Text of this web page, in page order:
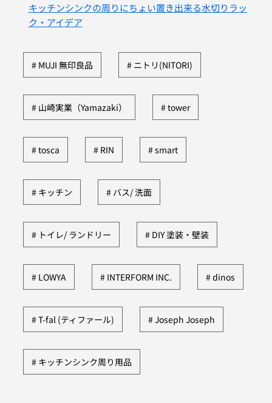
キッチンシンクの周りにちょい置き出来る水切りラッ
ク・アイデア
MUJI 無印良品 ニトリ(NITORI)
山崎実業（Yamazaki） tower
tosca RIN smart
キッチン バス/ 洗面
トイレ/ ランドリー DIY 塗装・壁装
LOWYA INTERFORM INC. dinos
T-fal (ティファール) Joseph Joseph
キッチンシンク周り用品